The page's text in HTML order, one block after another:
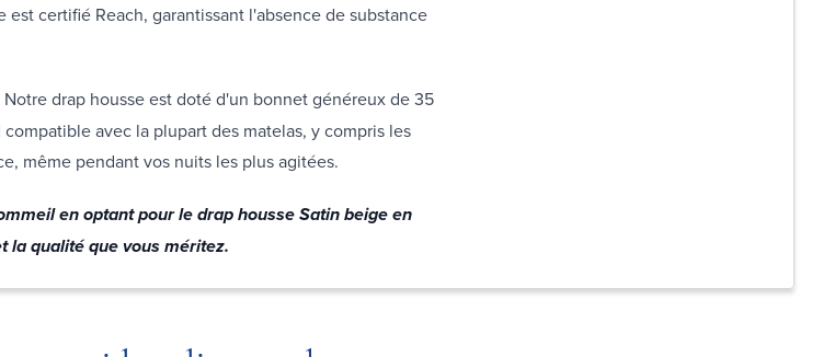
est certifié Reach, garantissant l'absence de substance
Notre drap housse est doté d'un bonnet généreux de 35
avec la plupart des matelas, y compris les
même pendant vos nuits les plus agitées.
en optant pour le drap housse Satin beige en
la qualité que vous méritez.